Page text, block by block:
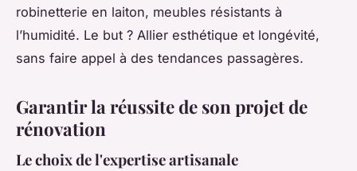
robinetterie en laiton, meubles résistants à
l’humidité. Le but ? Allier esthétique et longévité,
sans faire appel à des tendances passagères.
Garantir la réussite de son projet de
rénovation
Le choix de l'expertise artisanale